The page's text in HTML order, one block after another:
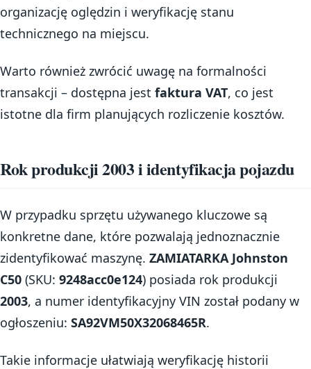
organizację oględzin i weryfikację stanu
technicznego na miejscu.
Warto również zwrócić uwagę na formalności
transakcji – dostępna jest faktura VAT, co jest
istotne dla firm planujących rozliczenie kosztów.
Rok produkcji 2003 i identyfikacja pojazdu
W przypadku sprzętu używanego kluczowe są
konkretne dane, które pozwalają jednoznacznie
zidentyfikować maszynę. ZAMIATARKA Johnston
C50 (SKU: 9248acc0e124) posiada rok produkcji
2003, a numer identyfikacyjny VIN został podany w
ogłoszeniu: SA92VM50X32068465R.
Takie informacje ułatwiają weryfikację historii